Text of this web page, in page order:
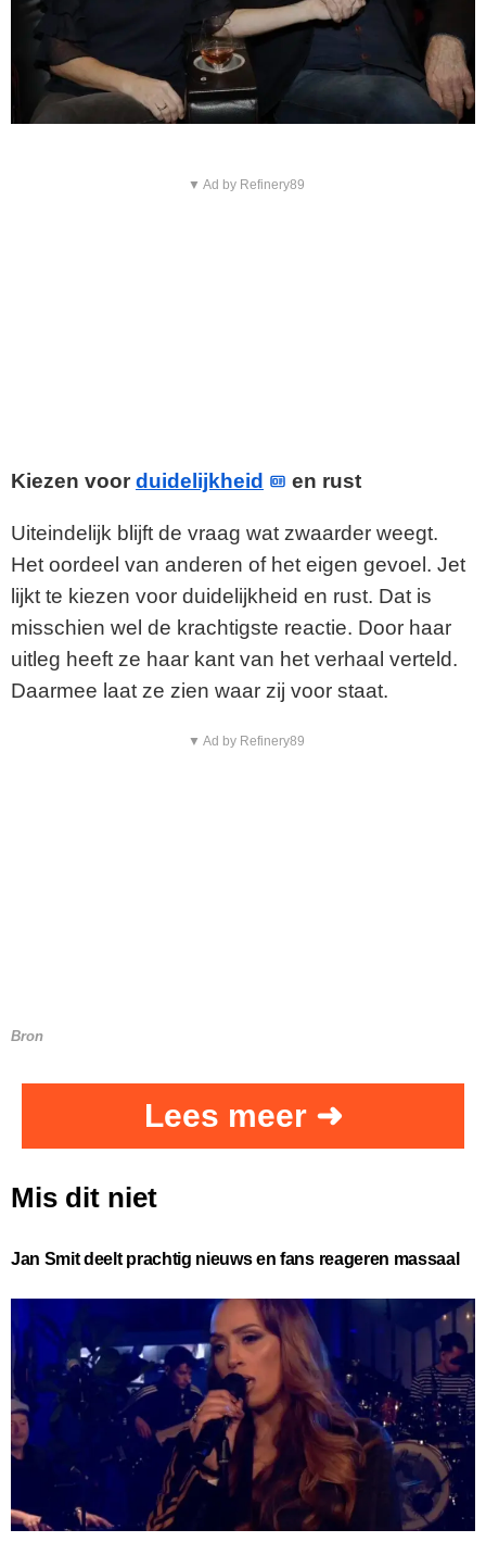
▼ Ad by Refinery89
Kiezen voor duidelijkheid en rust
Uiteindelijk blijft de vraag wat zwaarder weegt.
Het oordeel van anderen of het eigen gevoel. Jet
lijkt te kiezen voor duidelijkheid en rust. Dat is
misschien wel de krachtigste reactie. Door haar
uitleg heeft ze haar kant van het verhaal verteld.
Daarmee laat ze zien waar zij voor staat.
▼ Ad by Refinery89
Bron
Lees meer ➜
Mis dit niet
Jan Smit deelt prachtig nieuws en fans reageren massaal